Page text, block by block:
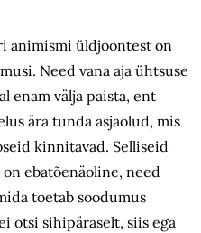
animismi üldjoontest on
Need vana aja ühtsuse
enam välja paista, ent
ära tunda asjaolud, mis
kinnitavad. Selliseid
ebatõenäoline, need
toetab soodumus
otsi sihipäraselt, siis ega